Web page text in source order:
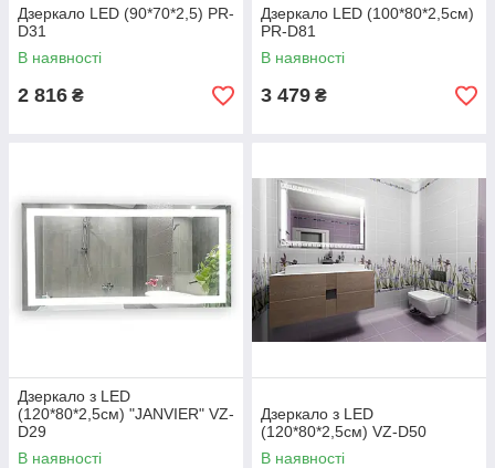
Дзеркало LED (90*70*2,5) PR-
D31
В наявності
2 816 ₴
Дзеркало LED (100*80*2,5см)
PR-D81
В наявності
3 479 ₴
Дзеркало з LED
(120*80*2,5см) "JANVIER" VZ-
D29
В наявності
Дзеркало з LED
(120*80*2,5см) VZ-D50
В наявності